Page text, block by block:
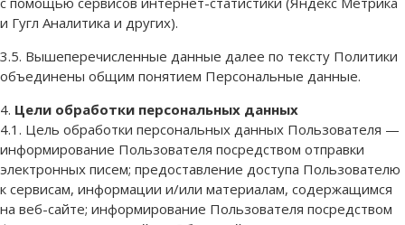
и Гугл Аналитика и других).
3.5. Вышеперечисленные данные далее по тексту Политики
объединены общим понятием Персональные данные.
4. Цели обработки персональных данных
4.1. Цель обработки персональных данных Пользователя —
информирование Пользователя посредством отправки
электронных писем; предоставление доступа Пользователю
к сервисам, информации и/или материалам, содержащимся
на веб-сайте; информирование Пользователя посредством